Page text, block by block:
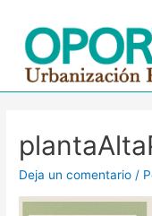
contenido
Deja un comentario /
entradas